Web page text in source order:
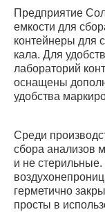
Предприятие
емкости для
контейнеры для
кала. Для
лабораторий
оснащены
удобства
Среди
сбора анализов
и не
герметично
просты в